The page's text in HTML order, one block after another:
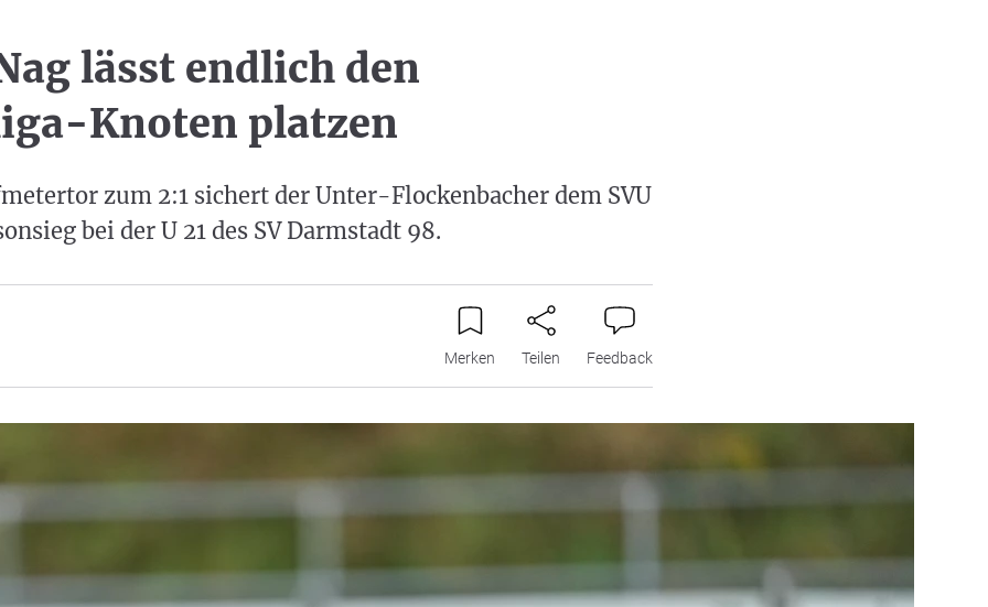
lässt endlich den
Knoten platzen
zum 2:1 sichert der Unter-Flockenbacher dem SVU
bei der U 21 des SV Darmstadt 98.
Merken Teilen Feedback